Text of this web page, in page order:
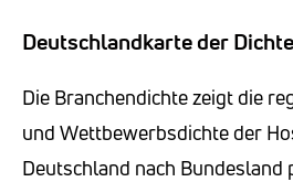
Deutschlandkarte der
Die Branchendichte zeigt die
und Wettbewerbsdichte der
Deutschland nach Bundesland